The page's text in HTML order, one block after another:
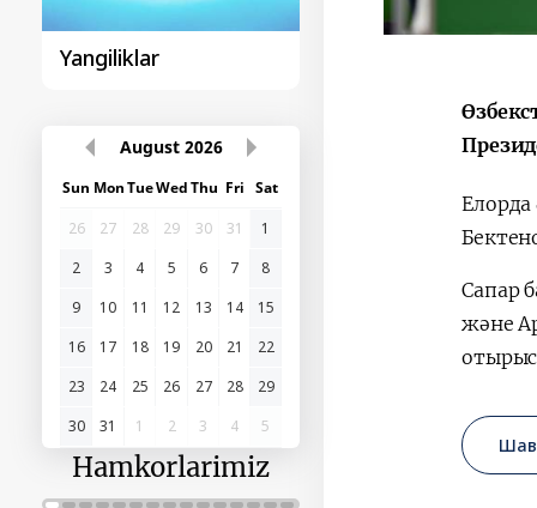
Yangiliklar
August 2026
Sun MonTueWedThu Fri Sat
26
27 28 29 30 31
1
2
3 4 5 6 7
8
9
10 11 12 13 14
15
16
17 18 19 20 21
22
23
24 25 26 27 28
29
30
31 1 2 3 4 5
Hamkorlarimiz
Сапар
және